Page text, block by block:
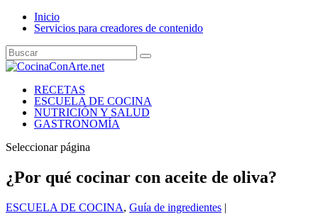
Inicio
Servicios para creadores de contenido
RECETAS
ESCUELA DE COCINA
NUTRICIÓN Y SALUD
GASTRONOMÍA
Seleccionar página
¿Por qué cocinar con aceite de oliva?
ESCUELA DE COCINA, Guía de ingredientes |